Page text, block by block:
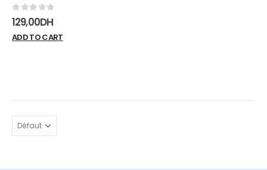
0sur 5
129,00DH
ADD TO CART